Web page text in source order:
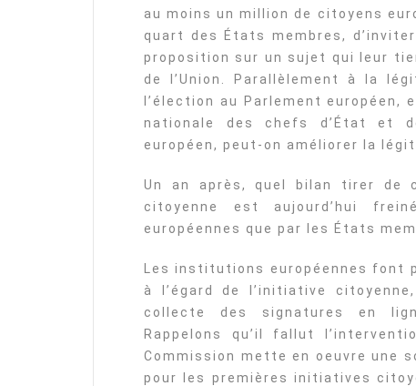
au moins un million de citoyens
quart des États membres,
proposition sur un sujet qui leur
de l’Union. Parallèlement à la
l’élection au Parlement
nationale des chefs d’État et
européen, peut-on améliorer la
Un an après, quel bilan tirer de
citoyenne est aujourd’hui
européennes que par les États
Les institutions européennes font
à l’égard de l’initiative
collecte des signatures en
Rappelons qu’il fallut
Commission mette en oeuvre une
pour les premières initiatives